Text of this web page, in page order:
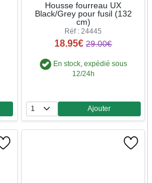
Housse fourreau UX
Black/Grey pour fusil (132
cm)
Réf : 24445
18.95€ 29.00€
En stock, expédié sous
12/24h
Quantité
Ajouter